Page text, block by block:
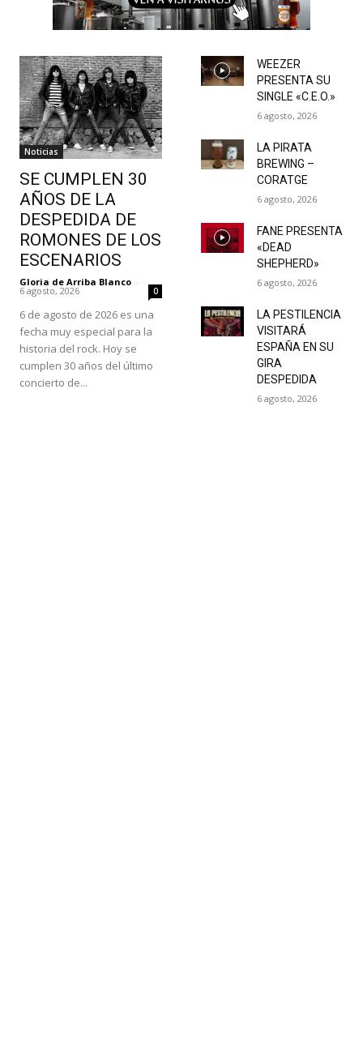
Noticias
SE CUMPLEN 30
AÑOS DE LA
DESPEDIDA DE
ROMONES DE LOS
ESCENARIOS
Gloria de Arriba Blanco -
6 agosto, 2026 0
6 de agosto de 2026 es una
fecha muy especial para la
historia del rock. Hoy se
cumplen 30 años del último
concierto de...
WEEZER
PRESENTA SU
SINGLE «C.E.O.»
6 agosto, 2026
LA PIRATA
BREWING –
CORATGE
6 agosto, 2026
FANE PRESENTA
«DEAD
SHEPHERD»
6 agosto, 2026
LA PESTILENCIA
VISITARÁ
ESPAÑA EN SU
GIRA
DESPEDIDA
6 agosto, 2026